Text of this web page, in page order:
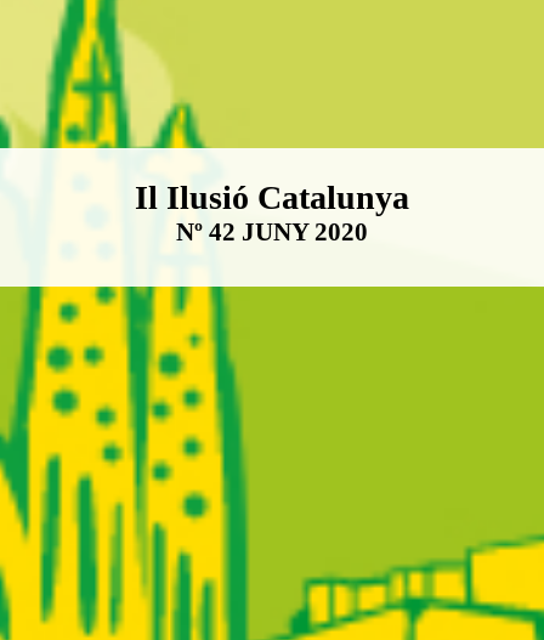
Boletín Il·lusió Catalunya
Il Ilusió Catalunya
Nº 42 JUNY 2020